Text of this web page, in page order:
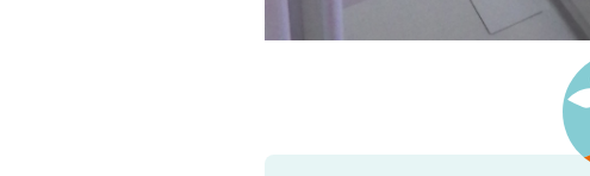
着工直前写真。きれい好きの奥様は、これ